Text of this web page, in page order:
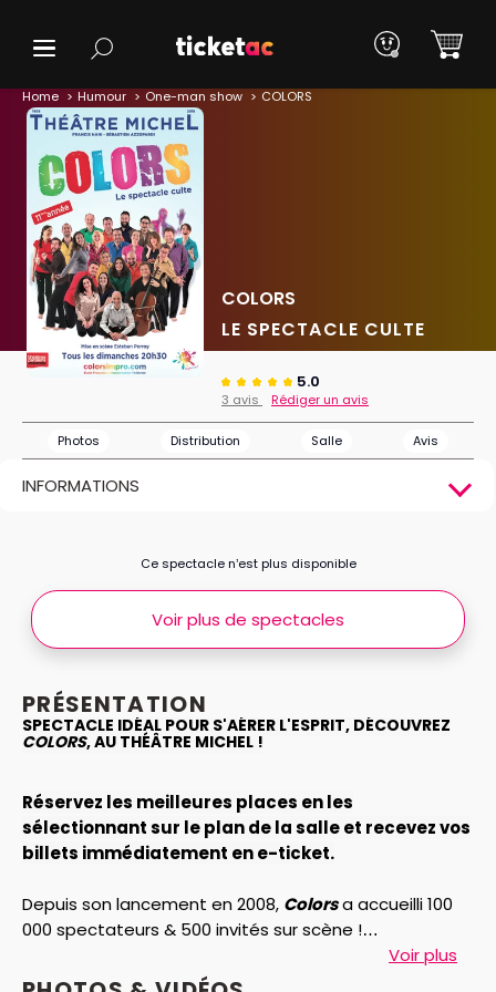
Home Humour One-man show COLORS
COLORS
LE SPECTACLE CULTE
5.0
3 avis Rédiger un avis
Photos Distribution Salle Avis
INFORMATIONS
PRÉSENTATION
SPECTACLE IDÉAL POUR S'AÉRER L'ESPRIT, DÉCOUVREZ
COLORS, AU THÉÂTRE MICHEL !
Réservez les meilleures places en les
sélectionnant sur le plan de la salle et recevez vos
billets immédiatement en e-ticket.
Depuis son lancement en 2008, Colorsa accueilli 100
000 spectateurs & 500 invités sur scène !
Un invité chaque semaine, une mise en scène
Voir plus
Ce spectacle n’est plus disponible
Voir plus de spectacles